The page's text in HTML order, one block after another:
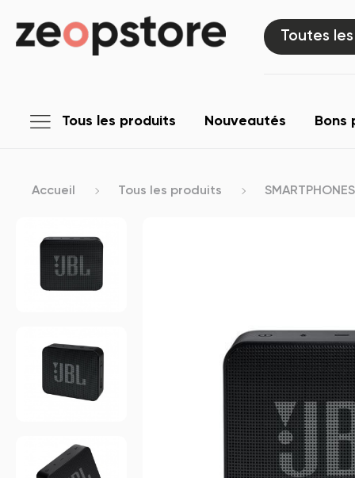
Toutes
Tous les produits Nouveautés Bons
Accueil Tous les produits SMARTPHONES